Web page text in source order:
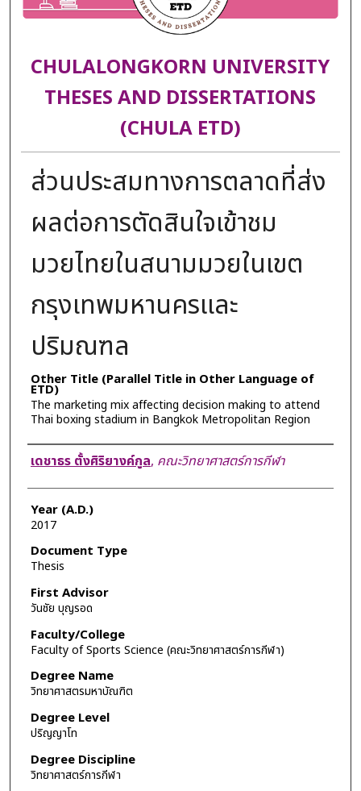
CHULALONGKORN UNIVERSITY
THESES AND DISSERTATIONS
(CHULA ETD)
ส่วนประสมทางการตลาดที่ส่ง
ผลต่อการตัดสินใจเข้าชม
มวยไทยในสนามมวยในเขต
กรุงเทพมหานครและ
ปริมณฑล
Other Title (Parallel Title in Other Language of
ETD)
The marketing mix affecting decision making to attend
Thai boxing stadium in Bangkok Metropolitan Region
Author
เดชาธร ตั้งศิริยางค์กูล, คณะวิทยาศาสตร์การกีฬา
Year (A.D.)
2017
Document Type
Thesis
First Advisor
วันชัย บุญรอด
Faculty/College
Faculty of Sports Science (คณะวิทยาศาสตร์การกีฬา)
Degree Name
วิทยาศาสตรมหาบัณฑิต
Degree Level
ปริญญาโท
Degree Discipline
วิทยาศาสตร์การกีฬา